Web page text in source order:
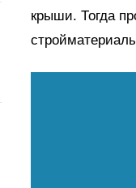
крыши. Тогда